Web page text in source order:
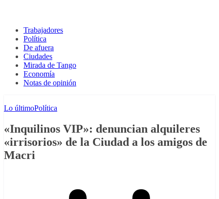
Trabajadores
Política
De afuera
Ciudades
Mirada de Tango
Economía
Notas de opinión
Lo últimoPolítica
«Inquilinos VIP»: denuncian alquileres
«irrisorios» de la Ciudad a los amigos de
Macri